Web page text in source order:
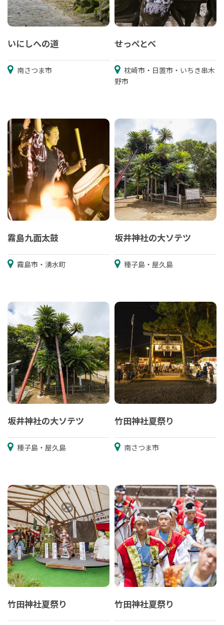
いにしへの道
南さつま市
せっぺとべ
枕崎市・日置市・いちき串木
野市
霧島九面太鼓
霧島市・湧水町
坂井神社の大ソテツ
種子島・屋久島
坂井神社の大ソテツ
種子島・屋久島
竹田神社夏祭り
南さつま市
竹田神社夏祭り 竹田神社夏祭り